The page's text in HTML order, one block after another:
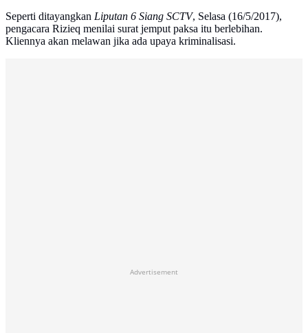
Seperti ditayangkan Liputan 6 Siang SCTV, Selasa (16/5/2017),
pengacara Rizieq menilai surat jemput paksa itu berlebihan.
Kliennya akan melawan jika ada upaya kriminalisasi.
Advertisement